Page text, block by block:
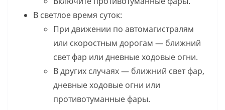
В светлое время суток:
При движении по автомагистралям
или скоростным дорогам — ближний
свет фар или дневные ходовые огни.
В других случаях — ближний свет фар,
дневные ходовые огни или
противотуманные фары.